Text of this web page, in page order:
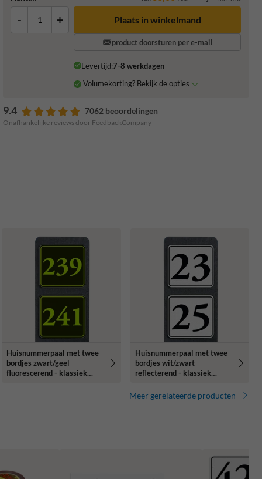
- + Plaats in winkelmand
product doorsturen per e-mail
Levertijd:7-8 werkdagen
Volumekorting? Bekijk de opties
9.4 7062 beoordelingen
Onafhankelijke reviews door FeedbackCompany
Huisnummerpaal met twee
bordjes zwart/geel
fluorescerend - klassiek
Huisnummerpaal met twee
bordjes wit/zwart
reflecterend - klassiek
Meer gerelateerde producten